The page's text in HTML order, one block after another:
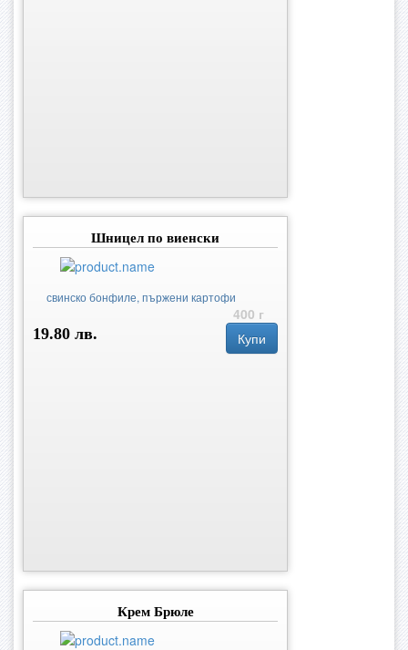
Шницел по виенски
свинско бонфиле, пържени картофи
400 г
19.80 лв.
Купи
Крем Брюле